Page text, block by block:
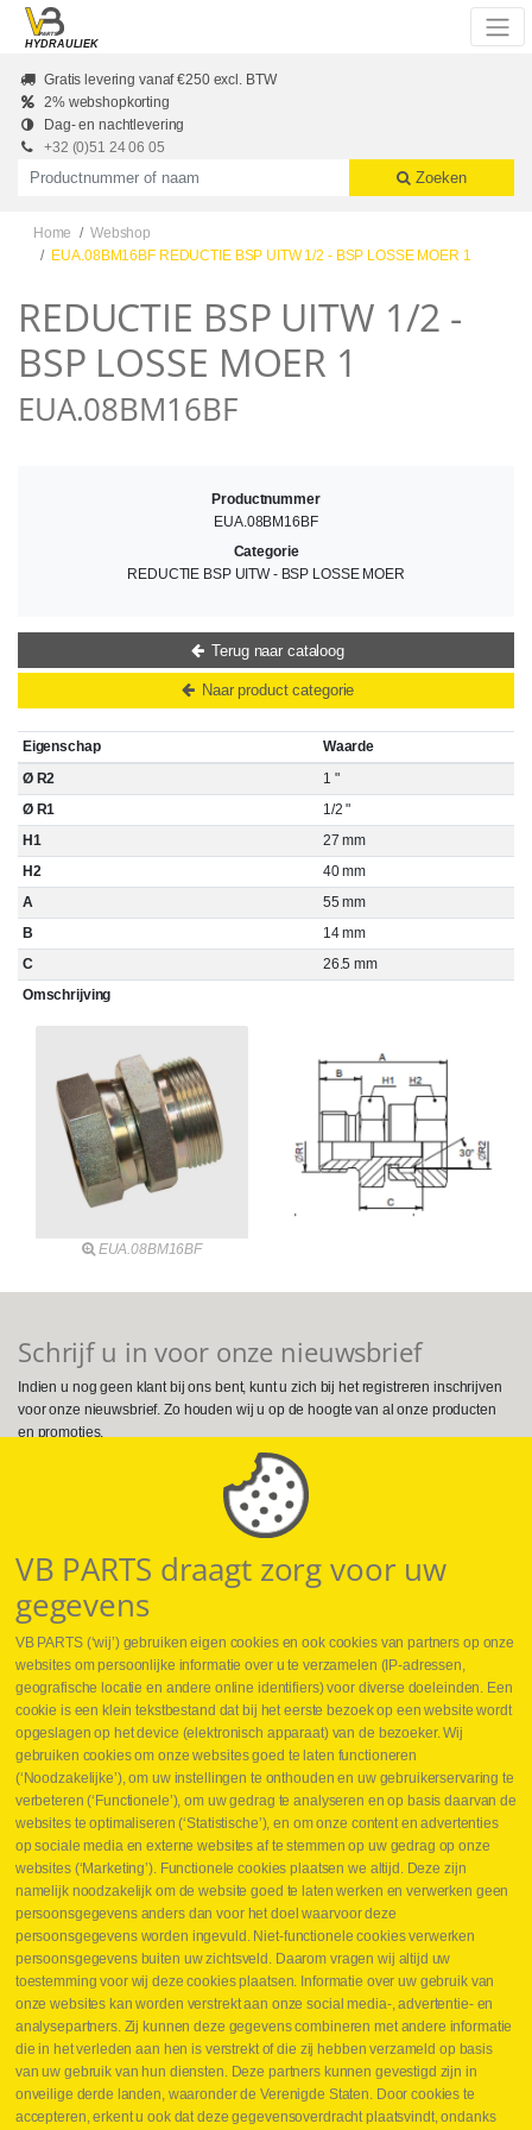
Skip to main content
HYDRAULIEK
Gratis levering vanaf €250 excl. BTW
2% webshopkorting
Dag- en nachtlevering
+32 (0)51 24 06 05
Productnummer of naam
Zoeken
Home
Webshop
EUA.08BM16BF REDUCTIE BSP UITW 1/2 - BSP LOSSE MOER 1
REDUCTIE BSP UITW 1/2 -
BSP LOSSE MOER 1
EUA.08BM16BF
Eigenschap
Waarde
Ø R2
1 "
Ø R1
1/2 "
H1
27 mm
H2
40 mm
A
55 mm
B
14 mm
C
26.5 mm
Omschrijving
EUA.08BM16BF
Productnummer
EUA.08BM16BF
Categorie
REDUCTIE BSP UITW - BSP LOSSE MOER
Terug naar cataloog
Naar product categorie
Schrijf u in voor onze nieuwsbrief
Indien u nog geen klant bij ons bent, kunt u zich bij het registreren inschrijven
voor onze nieuwsbrief. Zo houden wij u op de hoogte van al onze producten
en promoties.
Volg ons op Social Media
Webshop
Nieuws
Jobs
Contact
Leveringen
Drukcontrole set
Persmaten
Herstellen cilinders
Hoe opmeten?
Hydrogroepen
Hydraulische slangen
Contact VB Parts
Abraham Hansstraat 7 ,B-8800 Roeselare
Tel. +32 (0)51 24 06 05
E-mail info@vbparts.be
VB PARTS draagt zorg voor uw
gegevens
VB PARTS (‘wij’) gebruiken eigen cookies en ook cookies van partners op onze
websites om persoonlijke informatie over u te verzamelen (IP-adressen,
geografische locatie en andere online identifiers) voor diverse doeleinden. Een
cookie is een klein tekstbestand dat bij het eerste bezoek op een website wordt
opgeslagen op het device (elektronisch apparaat) van de bezoeker. Wij
gebruiken cookies om onze websites goed te laten functioneren
(‘Noodzakelijke’), om uw instellingen te onthouden en uw gebruikerservaring te
verbeteren (‘Functionele’), om uw gedrag te analyseren en op basis daarvan de
websites te optimaliseren (‘Statistische’), en om onze content en advertenties
op sociale media en externe websites af te stemmen op uw gedrag op onze
websites (‘Marketing’). Functionele cookies plaatsen we altijd. Deze zijn
namelijk noodzakelijk om de website goed te laten werken en verwerken geen
persoonsgegevens anders dan voor het doel waarvoor deze
persoonsgegevens worden ingevuld. Niet-functionele cookies verwerken
persoonsgegevens buiten uw zichtsveld. Daarom vragen wij altijd uw
toestemming voor wij deze cookies plaatsen. Informatie over uw gebruik van
onze websites kan worden verstrekt aan onze social media-, advertentie- en
analysepartners. Zij kunnen deze gegevens combineren met andere informatie
die in het verleden aan hen is verstrekt of die zij hebben verzameld op basis
van uw gebruik van hun diensten. Deze partners kunnen gevestigd zijn in
onveilige derde landen, waaronder de Verenigde Staten. Door cookies te
accepteren, erkent u ook dat deze gegevensoverdracht plaatsvindt, ondanks